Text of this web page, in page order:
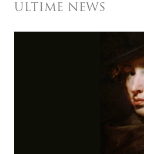
ULTIME NEWS